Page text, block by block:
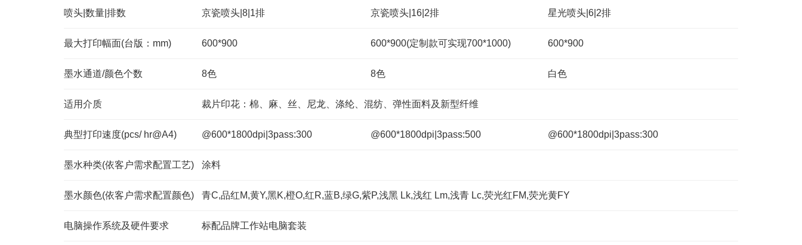
喷头|数量|排数 京瓷喷头|8|1排 京瓷喷头|16|2排 星光喷头|6|2排
最大打印幅面(台版：mm) 600*900 600*900(定制款可实现700*1000) 600*900
墨水通道/颜色个数 8色 8色 白色
适用介质 裁片印花：棉、麻、丝、尼龙、涤纶、混纺、弹性面料及新型纤维
典型打印速度(pcs/ hr@A4) @600*1800dpi|3pass:300 @600*1800dpi|3pass:500 @600*1800dpi|3pass:300
墨水种类(依客户需求配置工艺) 涂料
墨水颜色(依客户需求配置颜色) 青C,品红M,黄Y,黑K,橙O,红R,蓝B,绿G,紫P,浅黑 Lk,浅红 Lm,浅青 Lc,荧光红FM,荧光黄FY
电脑操作系统及硬件要求 标配品牌工作站电脑套装